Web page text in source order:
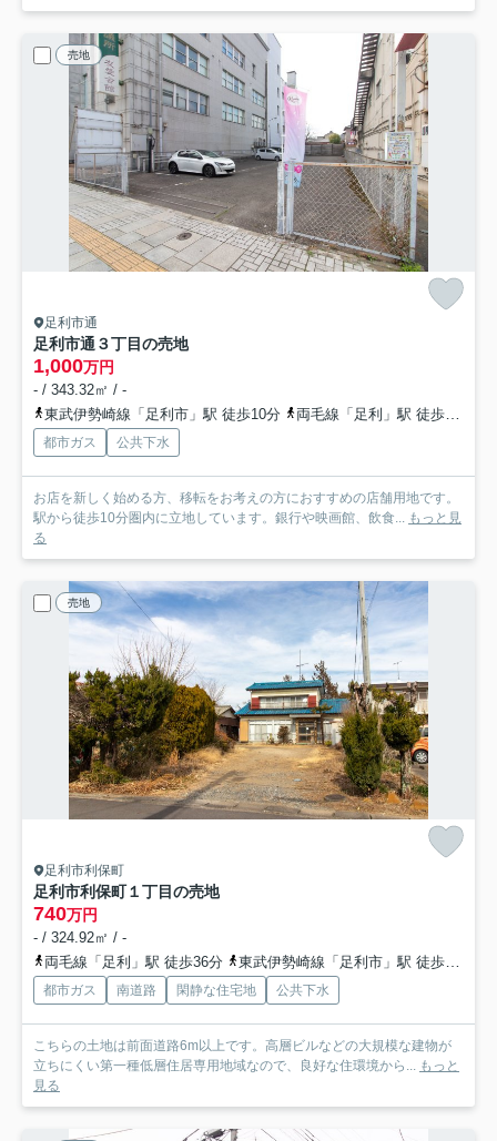
売地
足利市通
足利市通３丁目の売地
1,000万円
- / 343.32㎡ / -
東武伊勢崎線「足利市」駅 徒歩10分
両毛線「足利」駅 徒歩11分
都市ガス 公共下水
お店を新しく始める方、移転をお考えの方におすすめの店舗用地です。
駅から徒歩10分圏内に立地しています。銀行や映画館、飲食... もっと見
る
売地
足利市利保町
足利市利保町１丁目の売地
740万円
- / 324.92㎡ / -
両毛線「足利」駅 徒歩36分
東武伊勢崎線「足利市」駅 徒歩50分
都市ガス 南道路 閑静な住宅地 公共下水
こちらの土地は前面道路6m以上です。高層ビルなどの大規模な建物が
立ちにくい第一種低層住居専用地域なので、良好な住環境から... もっと
見る